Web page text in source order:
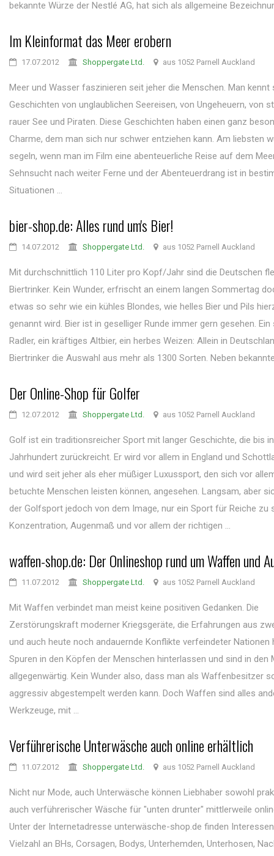
bekannte Würze der Nestlé AG, hat sich als allgemeine
Im Kleinformat das Meer erobern
17.07.2012 Shoppergate Ltd. aus 1052 Parnell Auckland
Meer und Wasser faszinieren seit jeher die Menschen. Man kennt
Geschichten von unglaublichen Seereisen, von Ungeheuern, von
rauer See und Piraten. Diese Geschichten haben einen ganz
Charme, dem man sich nur schwer entziehen kann. Am liebsten
segeln, wenn man im Film eine abenteuerliche Reise auf dem
Sehnsucht nach weiter Ferne und der Abenteuerdrang ist in
Situationen ...
bier-shop.de: Alles rund um's Bier!
14.07.2012 Shoppergate Ltd. aus 1052 Parnell Auckland
Mit durchschnittlich 110 Liter pro Kopf/Jahr sind die Deutschen
Biertrinker. Kein Wunder, erfrischt an einem langen Sommertag
etwas so sehr wie ein kühles Blondes, wie helles Bier und Pils
genannt wird. Bier ist in geselliger Runde immer gern gesehen.
Radler, ein kräftiges Altbier, ein herbes Weizen: Allein in
Biertrinker die Auswahl aus mehr als 1300 Sorten. Neben
Der Online-Shop für Golfer
12.07.2012 Shoppergate Ltd. aus 1052 Parnell Auckland
Golf ist ein traditionsreicher Sport mit langer Geschichte, die bis
Jahrhundert zurückreicht. Er wird vor allem in England und
und wird seit jeher als eher müßiger Luxussport, den sich vor
betuchte Menschen leisten können, angesehen. Langsam, aber
der Golfsport jedoch von dem Image, nur ein Sport für Reiche zu
Konzentration, Augenmaß und vor allem der richtigen ...
waffen-shop.de: Der Onlineshop rund um Waffen und
11.07.2012 Shoppergate Ltd. aus 1052 Parnell Auckland
Mit Waffen verbindet man meist keine positiven Gedanken. Die
Zerstörungskraft moderner Kriegsgeräte, die Erfahrungen aus
und auch heute noch andauernde Konflikte verfeindeter Nationen
Spuren in den Köpfen der Menschen hinterlassen und sind in den
allgegenwärtig. Kein Wunder also, dass man als Waffenbesitzer
aggressiv abgestempelt werden kann. Doch Waffen sind alles
Werkzeuge, mit ...
Verführerische Unterwäsche auch online erhältlich
11.07.2012 Shoppergate Ltd. aus 1052 Parnell Auckland
Nicht nur Mode, auch Unterwäsche können Liebhaber sowohl
auch verführerischer Wäsche für "unten drunter" mittlerweile
Unter der Internetadresse unterwäsche-shop.de finden
Vielzahl an BHs, Corsagen, Bodys, Unterhemden, Unterhosen,